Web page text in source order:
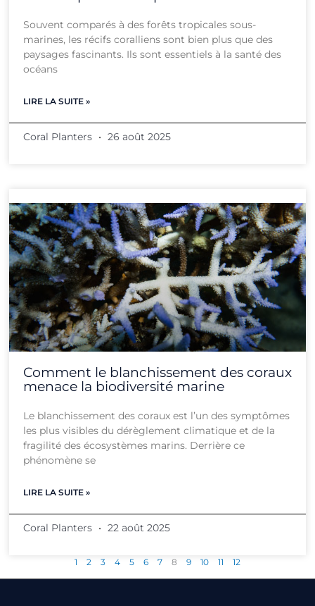
Souvent comparés à des forêts tropicales sous-
marines, les récifs coralliens sont bien plus que des
paysages fascinants. Ils sont essentiels à la santé des
océans
LIRE LA SUITE »
Coral Planters 26 août 2025
Comment le blanchissement des coraux
menace la biodiversité marine
Le blanchissement des coraux est l’un des symptômes
les plus visibles du dérèglement climatique et de la
fragilité des écosystèmes marins. Derrière ce
phénomène se
LIRE LA SUITE »
Coral Planters 22 août 2025
1 2 3 4 5 6 7 8 9 10 11 12